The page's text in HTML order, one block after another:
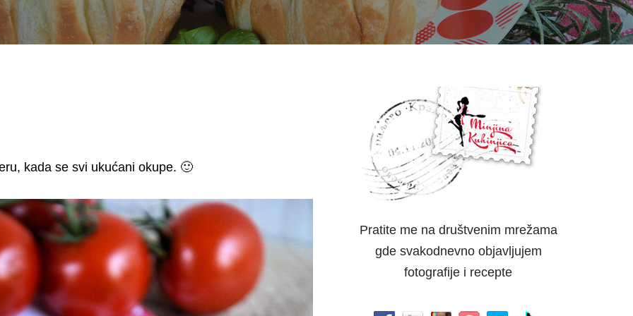
kada se svi ukućani okupe. 🙂
Pratite me na društvenim mrežama
gde svakodnevno objavljujem
fotografije i recepte